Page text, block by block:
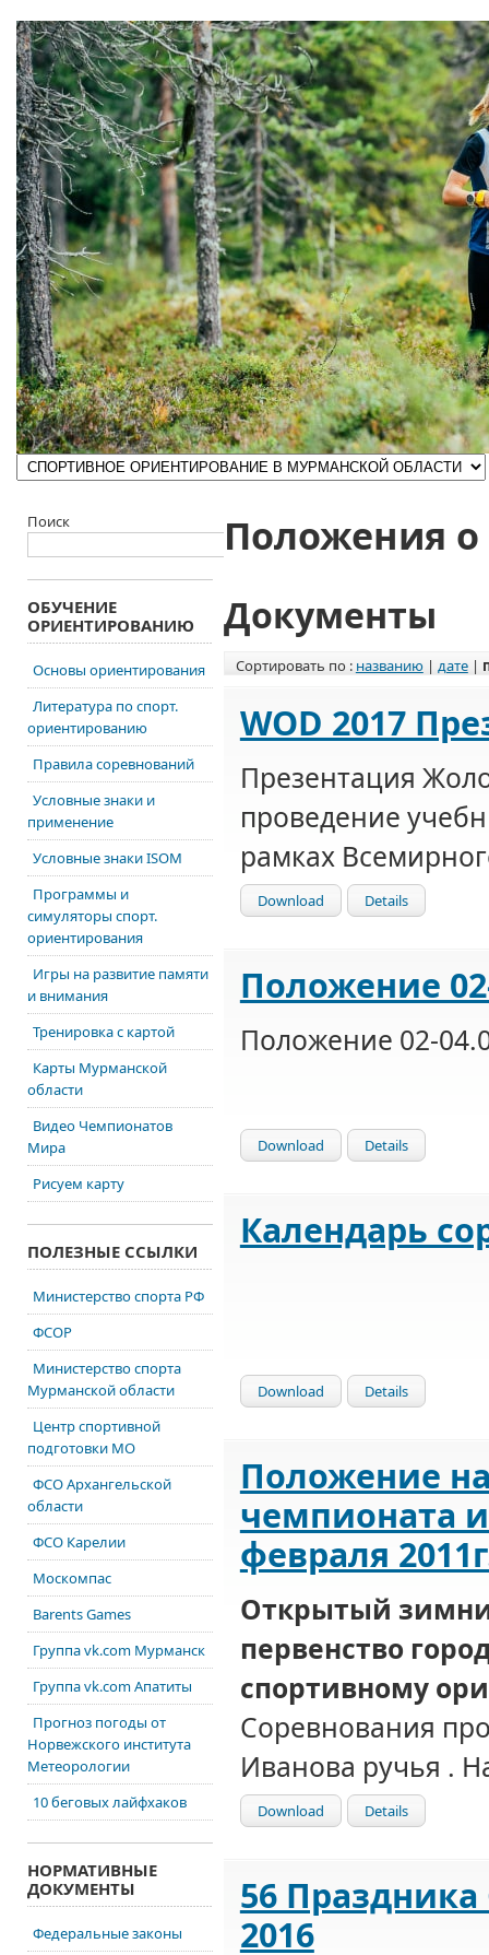
Положения о
Документы
Сортировать по : названию| дате|
WOD 2017
Презентация
проведение
рамках
Download Details
Положение
Положение 02-
Download Details
Календарь
Download Details
Положение
чемпионата
февраля
Открытый
первенство
спортивному
Соревнования
Иванова ручья .
Download Details
56
2016
Поиск
ОБУЧЕНИЕ
ОРИЕНТИРОВАНИЮ
Основы ориентирования
Литература по спорт.
ориентированию
Правила соревнований
Условные знаки и
применение
Условные знаки ISOM
Программы и
симуляторы спорт.
ориентирования
Игры на развитие памяти
и внимания
Тренировка с картой
Карты Мурманской
области
Видео Чемпионатов
Мира
Рисуем карту
ПОЛЕЗНЫЕ ССЫЛКИ
Министерство спорта РФ
ФСОР
Министерство спорта
Мурманской области
Центр спортивной
подготовки МО
ФСО Архангельской
области
ФСО Карелии
Москомпас
Barents Games
Группа vk.com Мурманск
Группа vk.com Апатиты
Прогноз погоды от
Норвежского института
Метеорологии
10 беговых лайфхаков
НОРМАТИВНЫЕ
ДОКУМЕНТЫ
Федеральные законы